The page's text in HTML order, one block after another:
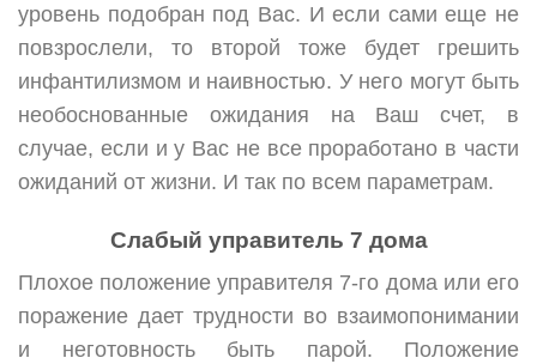
уровень подобран под Вас. И если сами еще не
повзрослели, то второй тоже будет грешить
инфантилизмом и наивностью. У него могут быть
необоснованные ожидания на Ваш счет, в
случае, если и у Вас не все проработано в части
ожиданий от жизни. И так по всем параметрам.
Слабый управитель 7 дома
Плохое положение управителя 7-го дома или его
поражение дает трудности во взаимопонимании
и неготовность быть парой. Положение